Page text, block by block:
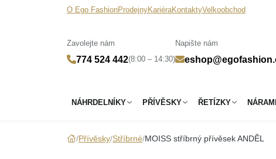
O Ego FashionProdejnyKariéraKontaktyVelkoobchod
Zavolejte nám
774 524 442(8:00 – 14:30)
Napište nám
NÁHRDELNÍKY PŘÍVĚSKY ŘETÍZKY
Přívěsky Stříbrné MOISS stříbrný přívěsek ANDĚL